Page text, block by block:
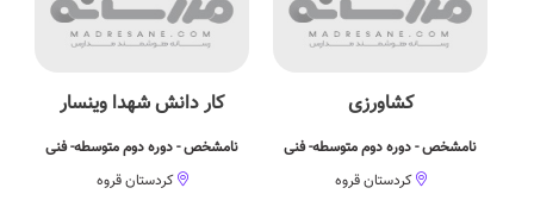
کشاورزی
نامشخص - دوره دوم متوسطه- فنی
کردستان قروه
کار دانش شهدا وینسار
نامشخص - دوره دوم متوسطه- فنی
کردستان قروه